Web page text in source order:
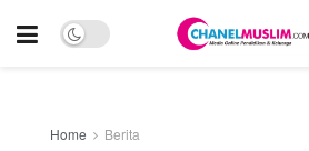
Home Berita